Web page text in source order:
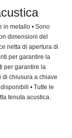
in metallo • Sono
dimensioni del
netta di apertura di
per garantire la
per garantire la
di chiusura a chiave
• Tutte le
tenuta acustica.